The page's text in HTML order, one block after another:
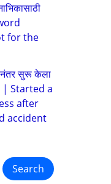
for the
सुरू केला
Started a
after
accident
Search